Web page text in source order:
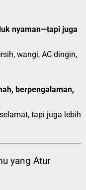
nyaman—tapi juga
wangi, AC dingin,
berpengalaman,
tapi juga lebih
yang Atur